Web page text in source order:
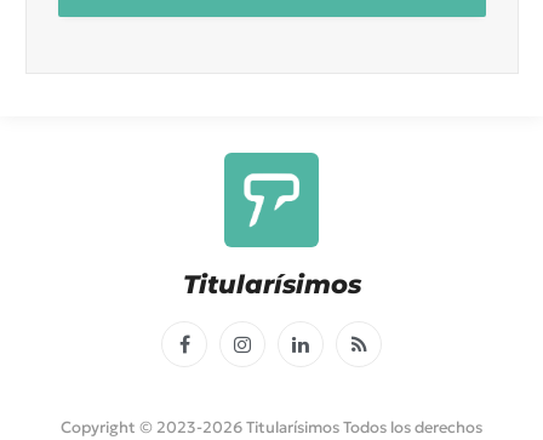
Titularísimos
FacebookInstagramLinkedInRSS
Copyright © 2023-2026 Titularísimos Todos los derechos